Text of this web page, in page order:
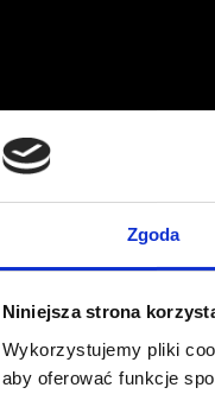
Zgoda
Niniejsza strona
Wykorzystujemy pliki
aby oferować funkcje